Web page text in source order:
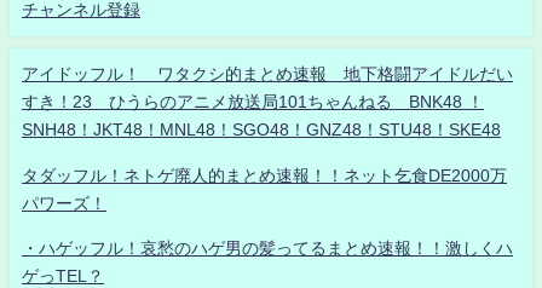
チャンネル登録
アイドッフル！ ワタクシ的まとめ速報 地下格闘アイドルだい
すき！23 ひうらのアニメ放送局101ちゃんねる BNK48 ！
SNH48！JKT48！MNL48！SGO48！GNZ48！STU48！SKE48
タダッフル！ネトゲ廃人的まとめ速報！！ネット乞食DE2000万
パワーズ！
・ハゲッフル！哀愁のハゲ男の髪ってるまとめ速報！！激しくハ
ゲっTEL？